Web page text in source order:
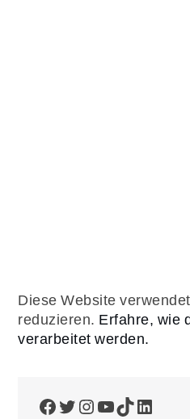
Diese Website
reduzieren. Erfahre, wie
verarbeitet werden.
Facebook
Twitter
Instagram
YouTube
TikTok